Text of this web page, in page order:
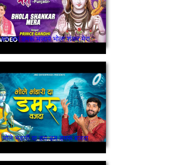
डम डम डमरू भजाये भोला शंकर मेरा
भोले भंडारी दा डम डम डमरू बजदा